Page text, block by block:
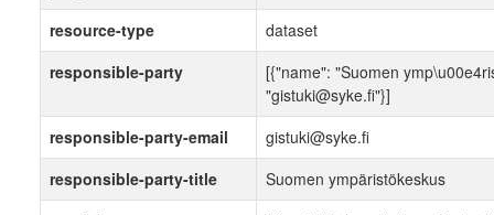
resource-type
dataset
responsible-party
[{"name": "Suomen
"gistuki@syke.fi"}]
responsible-party-email
gistuki@syke.fi
responsible-party-title
Suomen ympäristökeskus